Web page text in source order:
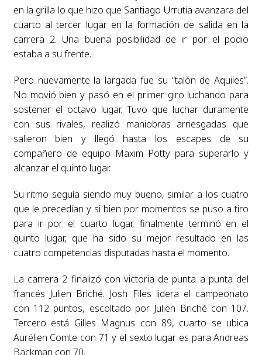
en la grilla lo que hizo que Santiago Urrutia avanzara del
cuarto al tercer lugar en la formación de salida en la
carrera 2. Una buena posibilidad de ir por el podio
estaba a su frente.
Pero nuevamente la largada fue su “talón de Aquiles”.
No movió bien y pasó en el primer giro luchando para
sostener el octavo lugar. Tuvo que luchar duramente
con sus rivales, realizó maniobras arriesgadas que
salieron bien y llegó hasta los escapes de su
compañero de equipo Maxim Potty para superarlo y
alcanzar el quinto lugar.
Su ritmo seguía siendo muy bueno, similar a los cuatro
que le precedían y si bien por momentos se puso a tiro
para ir por el cuarto lugar, finalmente terminó en el
quinto lugar, que ha sido su mejor resultado en las
cuatro competencias disputadas hasta el momento.
La carrera 2 finalizó con victoria de punta a punta del
francés Julien Briché. Josh Files lidera el campeonato
con 112 puntos, escoltado por Julien Briché con 107.
Tercero está Gilles Magnus con 89, cuarto se ubica
Aurélien Comte con 71 y el sexto lugar es para Andreas
Bäckman con 70.